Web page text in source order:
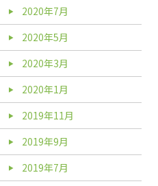
2020年7月
2020年5月
2020年3月
2020年1月
2019年11月
2019年9月
2019年7月